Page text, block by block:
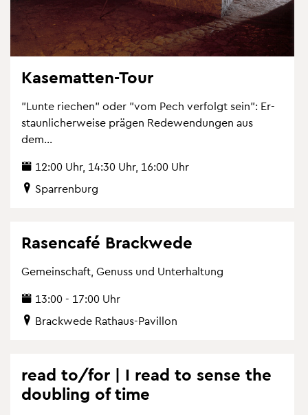
Ka­se­mat­ten-Tour
"Lunte rie­chen" oder "vom Pech ver­folgt sein": Er­
staun­li­cher­wei­se prä­gen Re­de­wen­dun­gen aus
dem...
12:00 Uhr, 14:30 Uhr, 16:00 Uhr
Spar­ren­burg
Ra­sen­ca­fé Brack­we­de
Ge­mein­schaft, Ge­nuss und Un­ter­hal­tung
13:00 - 17:00 Uhr
Brack­we­de Rat­haus-Pa­vil­lon
read to/for | I read to sense the
dou­bling of time